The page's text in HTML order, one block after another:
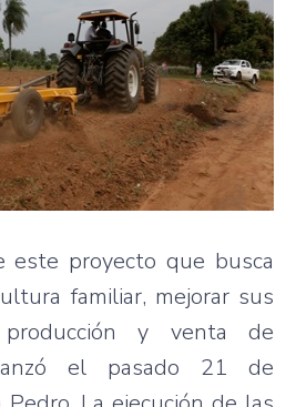
este proyecto que busca
familiar, mejorar sus
y venta de
el pasado 21 de